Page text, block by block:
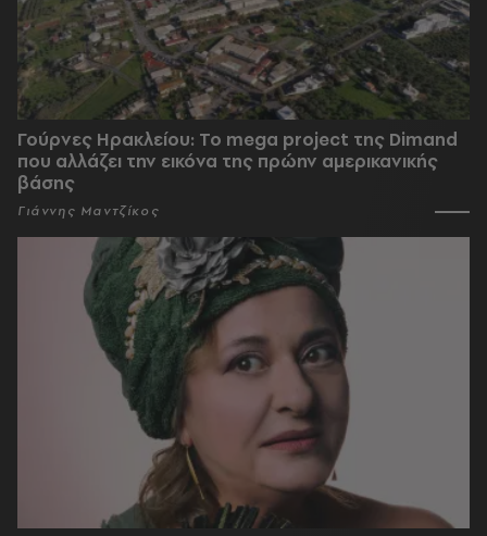
Γούρνες Ηρακλείου: To mega project της Dimand
που αλλάζει την εικόνα της πρώην αμερικανικής
βάσης
Γιάννης Μαντζίκος